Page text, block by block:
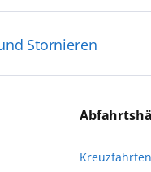
Stornieren
über aida.de/
empfehlen